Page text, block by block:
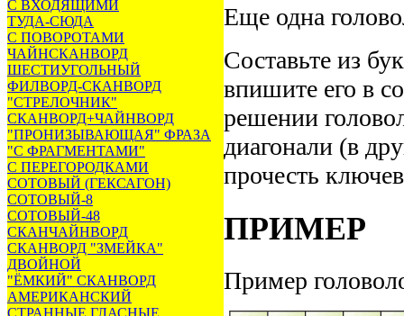
С ВХОДЯЩИМИ
ТУДА-СЮДА
С ПОВОРОТАМИ
ЧАЙНСКАНВОРД
ШЕСТИУГОЛЬНЫЙ
ФИЛВОРД-СКАНВОРД
"СТРЕЛОЧНИК"
СКАНВОРД+ЧАЙНВОРД
"ПРОНИЗЫВАЮЩАЯ" ФРАЗА
"С ФРАГМЕНТАМИ"
С ПЕРЕГОРОДКАМИ
СОТОВЫЙ (ГЕКСАГОН)
СОТОВЫЙ-8
СОТОВЫЙ-48
СКАНЧАЙНВОРД
СКАНВОРД "ЗМЕЙКА"
ДВОЙНОЙ
"ЁМКИЙ" СКАНВОРД
АМЕРИКАНСКИЙ
СТРАННЫЕ ГЛАСНЫЕ
Еще одна
Составьте из
впишите его в
решении
диагонали (в
прочесть
ПРИМЕР
Пример